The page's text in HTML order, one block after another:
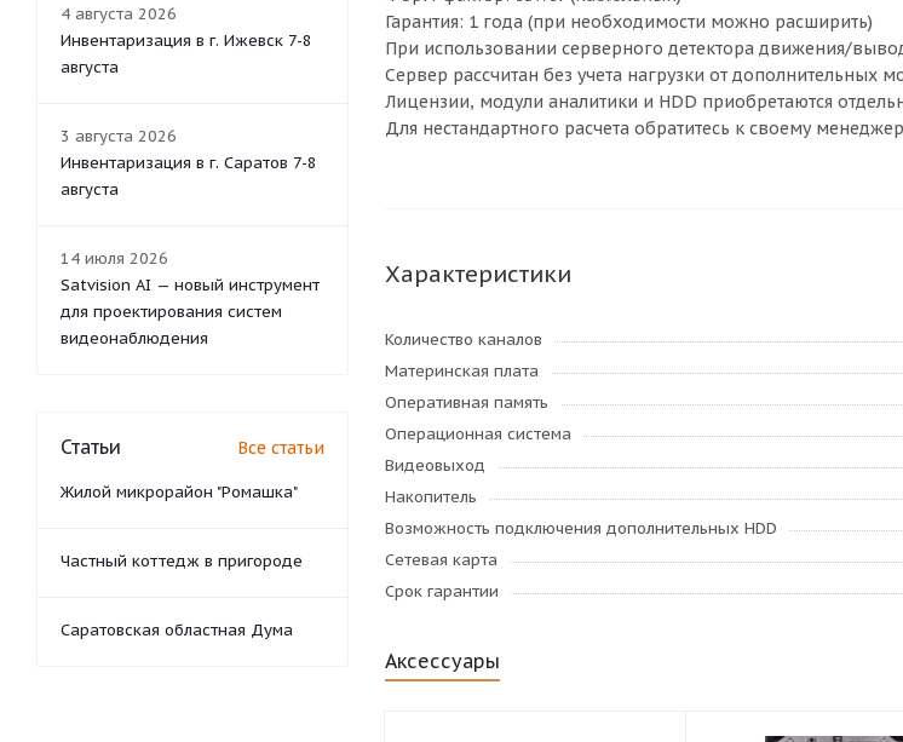
Гарантия: 1 года (при необходимости можно расширить)
При использовании серверного детектора движения/
Сервер рассчитан без учета нагрузки от дополнительных
Лицензии, модули аналитики и HDD приобретаются
Для нестандартного расчета обратитесь к своему
Характеристики
Количество каналов
Материнская плата
Оперативная память
Операционная система
Видеовыход
Накопитель
Возможность подключения дополнительных HDD
Сетевая карта
Срок гарантии
Аксессуары
4 августа 2026
Инвентаризация в г. Ижевск 7-8
августа
3 августа 2026
Инвентаризация в г. Саратов 7-8
августа
14 июля 2026
Satvision AI — новый инструмент
для проектирования систем
видеонаблюдения
Статьи Все статьи
Жилой микрорайон "Ромашка"
Частный коттедж в пригороде
Саратовская областная Дума